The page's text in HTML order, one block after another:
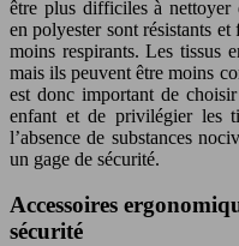
être plus difficiles à nettoyer
en polyester sont résistants
moins respirants. Les tissus
mais ils peuvent être moins
est donc important de
enfant et de privilégier les
l’absence de substances
un gage de sécurité.
Accessoires
sécurité